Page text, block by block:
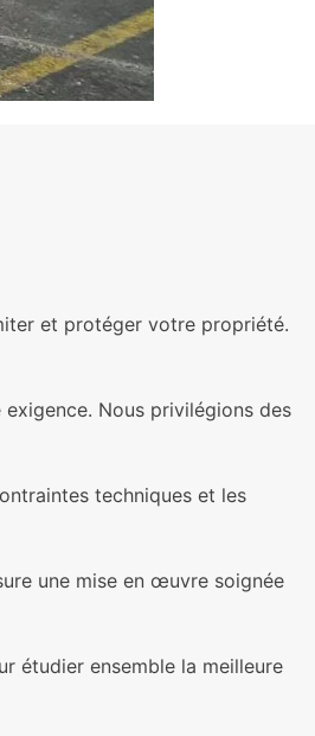
et protéger votre propriété.
Nous privilégions des
techniques et les
une mise en œuvre soignée
étudier ensemble la meilleure